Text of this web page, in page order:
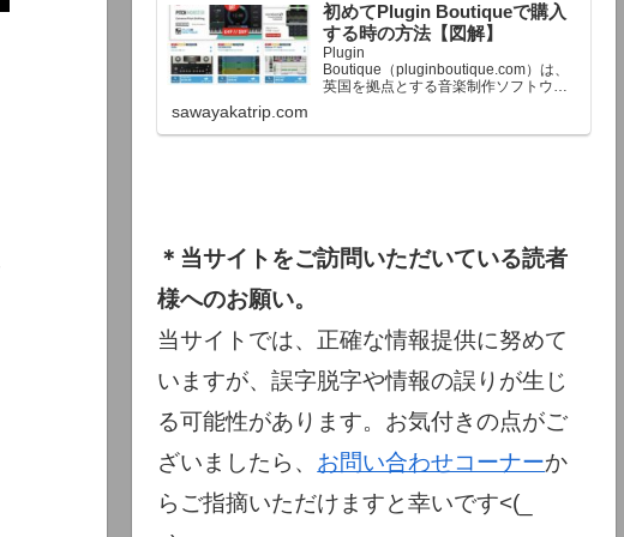
終了予定日：日本時間：6/1（月…
初めてPlugin Boutiqueで購入
する時の方法【図解】
Plugin
Boutique（pluginboutique.com）は、
英国を拠点とする音楽制作ソフトウェ
で、世界中のミュージシャンに利用さ
sawayakatrip.com
＊当サイトをご訪問いただいている読者
様へのお願い。
当サイトでは、正確な情報提供に努めて
いますが、誤字脱字や情報の誤りが生じ
る可能性があります。お気付きの点がご
ざいましたら、 お問い合わせコーナーか
らご指摘いただけますと幸いです<(_